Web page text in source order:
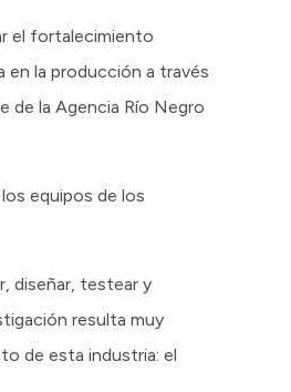
el fortalecimiento
en la producción a través
de la Agencia Río Negro
equipos de los
diseñar, testear y
resulta muy
de esta industria: el